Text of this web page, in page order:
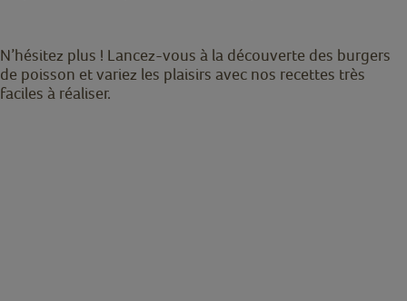
N’hésitez plus ! Lancez-vous à la découverte des burgers
de poisson et variez les plaisirs avec nos recettes très
faciles à réaliser.